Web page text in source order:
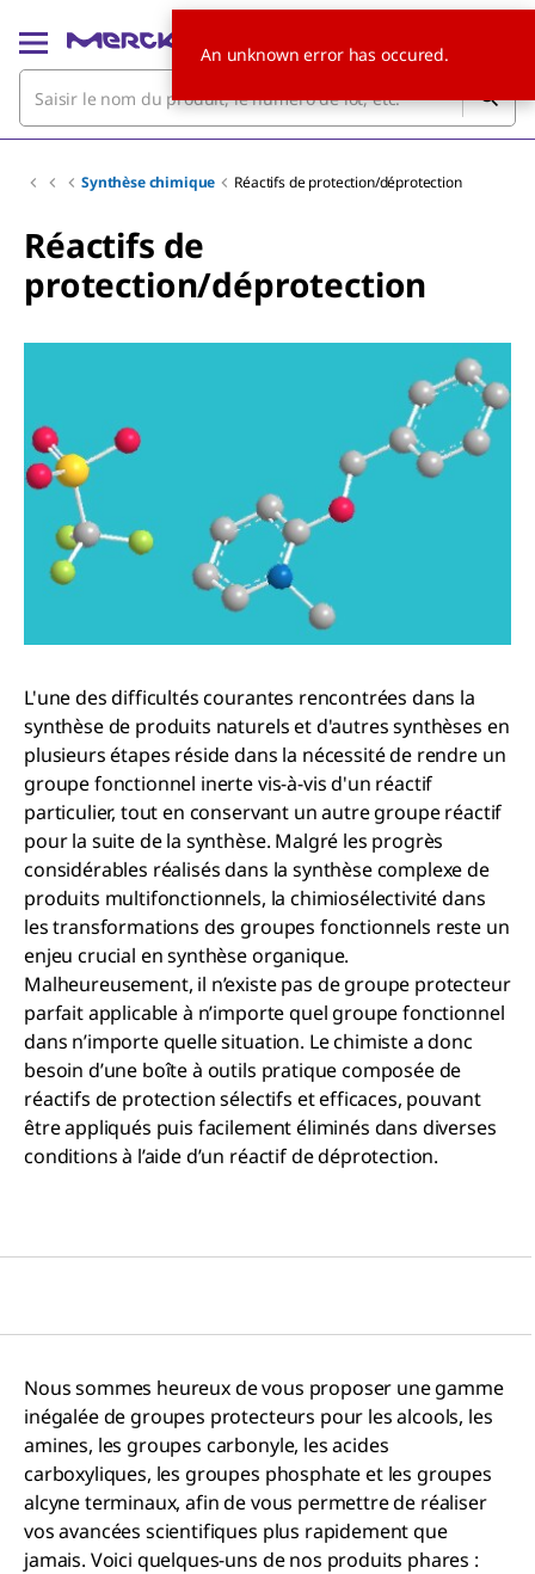
Synthèse chimique Réactifs de protection/déprotection
Réactifs de
protection/déprotection
L'une des difficultés courantes rencontrées dans la
synthèse de produits naturels et d'autres synthèses en
plusieurs étapes réside dans la nécessité de rendre un
groupe fonctionnel inerte vis-à-vis d'un réactif
particulier, tout en conservant un autre groupe réactif
pour la suite de la synthèse. Malgré les progrès
considérables réalisés dans la synthèse complexe de
produits multifonctionnels, la chimiosélectivité dans
les transformations des groupes fonctionnels reste un
enjeu crucial en synthèse organique.
Malheureusement, il n’existe pas de groupe protecteur
parfait applicable à n’importe quel groupe fonctionnel
dans n’importe quelle situation. Le chimiste a donc
besoin d’une boîte à outils pratique composée de
réactifs de protection sélectifs et efficaces, pouvant
être appliqués puis facilement éliminés dans diverses
conditions à l’aide d’un réactif de déprotection.
Nous sommes heureux de vous proposer une gamme
inégalée de groupes protecteurs pour les alcools, les
amines, les groupes carbonyle, les acides
carboxyliques, les groupes phosphate et les groupes
alcyne terminaux, afin de vous permettre de réaliser
vos avancées scientifiques plus rapidement que
jamais. Voici quelques-uns de nos produits phares :
An unknown error has occured.